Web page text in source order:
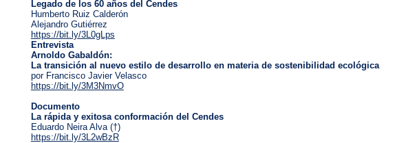
Legado de los 60 años del Cendes
Humberto Ruiz Calderón
Alejandro Gutiérrez
https://bit.ly/3L0gLps
Entrevista
Arnoldo Gabaldón:
La transición al nuevo estilo de desarrollo en materia de sostenibilidad ecológica
por Francisco Javier Velasco
https://bit.ly/3M3NmvO
Documento
La rápida y exitosa conformación del Cendes
Eduardo Neira Alva (†)
https://bit.ly/3L2wBzR